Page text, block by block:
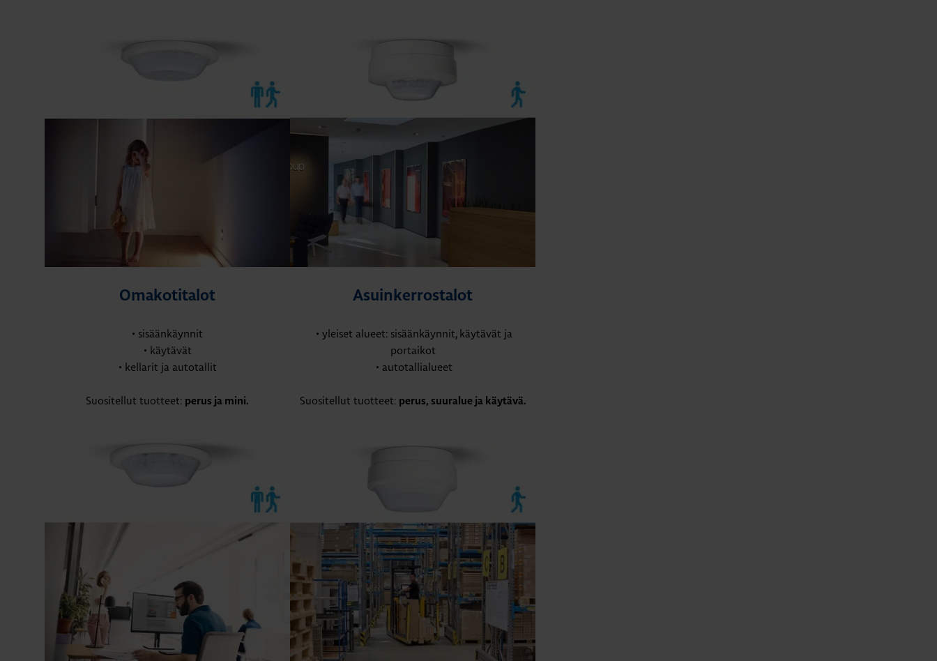
Omakotitalot
• sisäänkäynnit
• käytävät
• kellarit ja autotallit
Suositellut tuotteet: perus ja mini.
Asuinkerrostalot
• yleiset alueet: sisäänkäynnit, käytävät ja
portaikot
• autotallialueet
Suositellut tuotteet: perus, suuralue ja käytävä.